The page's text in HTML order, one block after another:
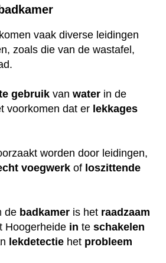
vaak diverse leidingen
zoals die van de wastafel,
gebruik van water in de
voorkomen dat er lekkages
worden door leidingen,
voegwerk of loszittende
de badkamer is het raadzaam
Hoogerheide in te schakelen
lekdetectie het probleem